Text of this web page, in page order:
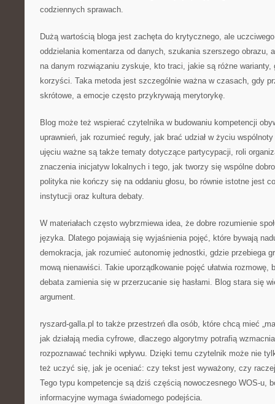
codziennych sprawach.
Dużą wartością bloga jest zachęta do krytycznego, ale
oddzielania komentarza od danych, szukania szerszego obrazu,
na danym rozwiązaniu zyskuje, kto traci, jakie są różne
korzyści. Taka metoda jest szczególnie ważna w czasach, gdy
skrótowe, a emocje często przykrywają merytorykę.
Blog może też wspierać czytelnika w budowaniu kompetencji
uprawnień, jak rozumieć reguły, jak brać udział w życiu
ujęciu ważne są także tematy dotyczące partycypacji, roli
znaczenia inicjatyw lokalnych i tego, jak tworzy się wspólne
polityka nie kończy się na oddaniu głosu, bo równie istotne jest
instytucji oraz kultura debaty.
W materiałach często wybrzmiewa idea, że dobre rozumienie
języka. Dlatego pojawiają się wyjaśnienia pojęć, które bywają
demokracja, jak rozumieć autonomię jednostki, gdzie przebiega
mową nienawiści. Takie uporządkowanie pojęć ułatwia rozmowę,
debata zamienia się w przerzucanie się hasłami. Blog stara się
argument.
ryszard-galla.pl to także przestrzeń dla osób, które chcą mieć
jak działają media cyfrowe, dlaczego algorytmy potrafią
rozpoznawać techniki wpływu. Dzięki temu czytelnik może nie
też uczyć się, jak je oceniać: czy tekst jest wyważony, czy
Tego typu kompetencje są dziś częścią nowoczesnego WOS-u,
informacyjne wymaga świadomego podejścia.